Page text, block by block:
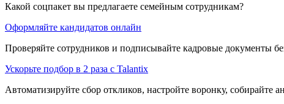
Какой соцпакет вы предлагаете семейным сотрудникам?
Оформляйте кандидатов онлайн
Проверяйте сотрудников и подписывайте кадровые документы
Ускорьте подбор в 2 раза с Talantix
Автоматизируйте сбор откликов, настройте воронку, собирайте